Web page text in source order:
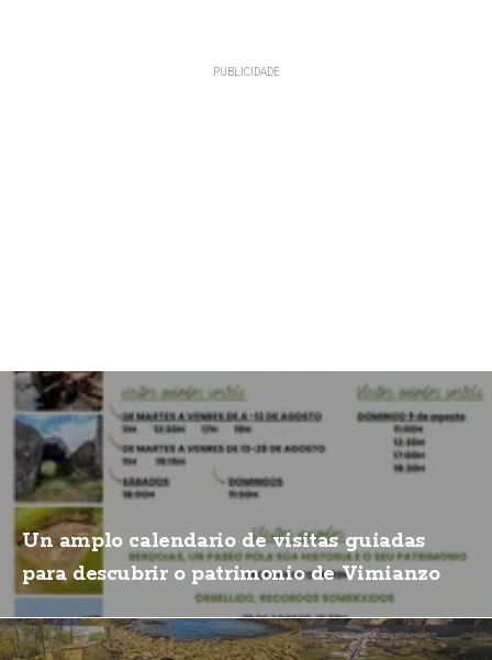
Un amplo calendario de visitas guiadas
para descubrir o patrimonio de Vimianzo